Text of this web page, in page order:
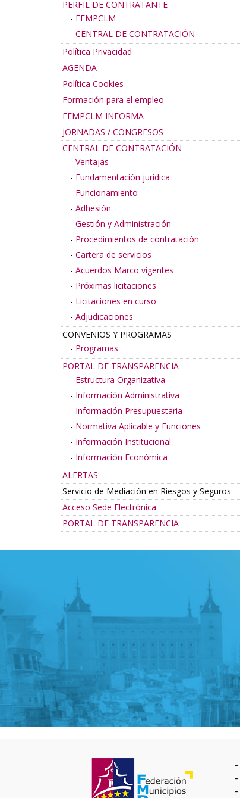
PERFIL DE CONTRATANTE
FEMPCLM
CENTRAL DE CONTRATACIÓN
Política Privacidad
AGENDA
Política Cookies
Formación para el empleo
FEMPCLM INFORMA
JORNADAS / CONGRESOS
CENTRAL DE CONTRATACIÓN
Ventajas
Fundamentación jurídica
Funcionamiento
Adhesión
Gestión y Administración
Procedimientos de contratación
Cartera de servicios
Acuerdos Marco vigentes
Próximas licitaciones
Licitaciones en curso
Adjudicaciones
CONVENIOS Y PROGRAMAS
Programas
PORTAL DE TRANSPARENCIA
Estructura Organizativa
Información Administrativa
Información Presupuestaria
Normativa Aplicable y Funciones
Información Institucional
Información Económica
ALERTAS
Servicio de Mediación en Riesgos y Seguros
Acceso Sede Electrónica
PORTAL DE TRANSPARENCIA